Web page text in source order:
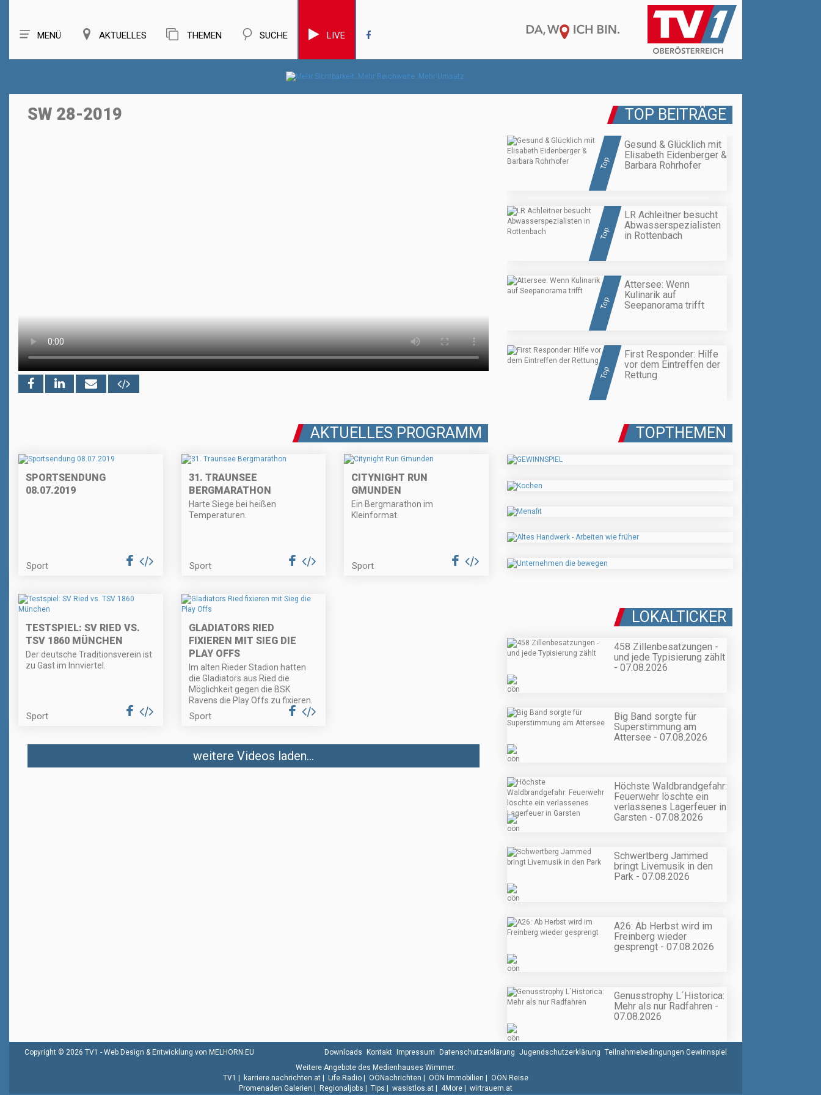
MENÜ AKTUELLES THEMEN SUCHE LIVE
SW 28-2019 TOP BEITRÄGE
Top
Gesund & Glücklich mit
Elisabeth Eidenberger &
Barbara Rohrhofer
Top
LR Achleitner besucht
Abwasserspezialisten
in Rottenbach
Top
Attersee: Wenn
Kulinarik auf
Seepanorama trifft
Top
First Responder: Hilfe
vor dem Eintreffen der
Rettung
AKTUELLES PROGRAMM
SPORTSENDUNG
08.07.2019
Sport
31. TRAUNSEE
BERGMARATHON
Harte Siege bei heißen
Temperaturen.
Sport
CITYNIGHT RUN
GMUNDEN
Ein Bergmarathon im
Kleinformat.
Sport
TESTSPIEL: SV RIED VS.
TSV 1860 MÜNCHEN
Der deutsche Traditionsverein ist
zu Gast im Innviertel.
Sport
GLADIATORS RIED
FIXIEREN MIT SIEG DIE
PLAY OFFS
Im alten Rieder Stadion hatten
die Gladiators aus Ried die
Möglichkeit gegen die BSK
Ravens die Play Offs zu fixieren.
Sport
weitere Videos laden...
TOPTHEMEN
LOKALTICKER
458 Zillenbesatzungen -
und jede Typisierung zählt
- 07.08.2026
Big Band sorgte für
Superstimmung am
Attersee - 07.08.2026
Höchste Waldbrandgefahr:
Feuerwehr löschte ein
verlassenes Lagerfeuer in
Garsten - 07.08.2026
Schwertberg Jammed
bringt Livemusik in den
Park - 07.08.2026
A26: Ab Herbst wird im
Freinberg wieder
gesprengt - 07.08.2026
Genusstrophy L´Historica:
Mehr als nur Radfahren -
07.08.2026
Copyright © 2026 TV1 - Web Design & Entwicklung von MELHORN.EU Downloads Kontakt Impressum Datenschutzerklärung Jugendschutzerklärung Teilnahmebedingungen Gewinnspiel
Weitere Angebote des Medienhauses Wimmer:
TV1
karriere.nachrichten.at Life Radio OÖNachrichten OÖN Immobilien
OÖN Reise
Promenaden Galerien
Regionaljobs Tips wasistlos.at 4More wirtrauern.at